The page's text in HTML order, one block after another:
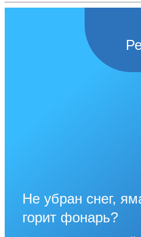
Не убран снег,
горит фонарь?